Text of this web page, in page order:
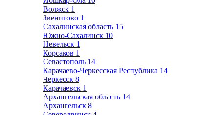
Волжск 1
Звенигово 1
Сахалинская область 15
Южно-Сахалинск 10
Невельск 1
Корсаков 1
Севастополь 14
Карачаево-Черкесская Республика 14
Черкесск 8
Карачаевск 1
Архангельская область 14
Архангельск 8